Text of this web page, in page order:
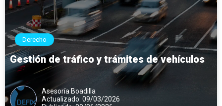
Derecho
Gestión de tráfico y trámites de vehículos
Asesoría Boadilla
Actualizado: 09/03/2026